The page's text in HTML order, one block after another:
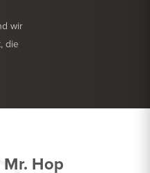
wir
die
Hop